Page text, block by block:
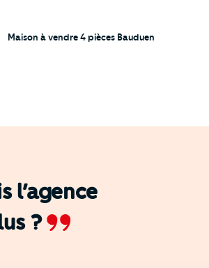
Maison à vendre 4 pièces Bauduen
l’agence
?